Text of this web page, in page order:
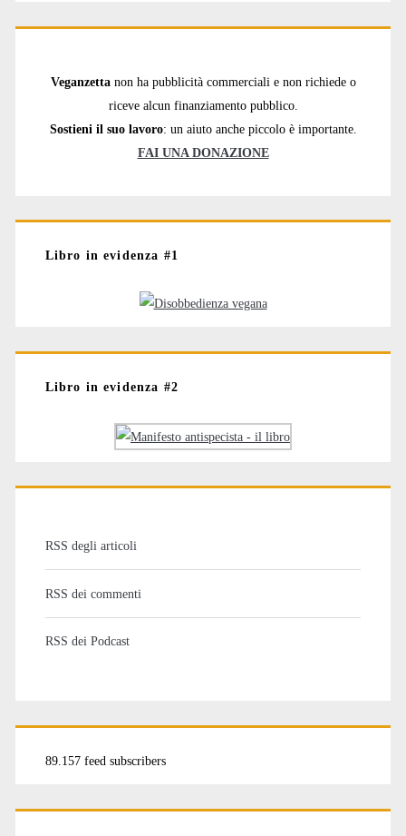
Veganzetta non ha pubblicità commerciali e non richiede o
riceve alcun finanziamento pubblico.
Sostieni il suo lavoro: un aiuto anche piccolo è importante.
FAI UNA DONAZIONE
Libro in evidenza #1
Libro in evidenza #2
RSS degli articoli
RSS dei commenti
RSS dei Podcast
89.157 feed subscribers